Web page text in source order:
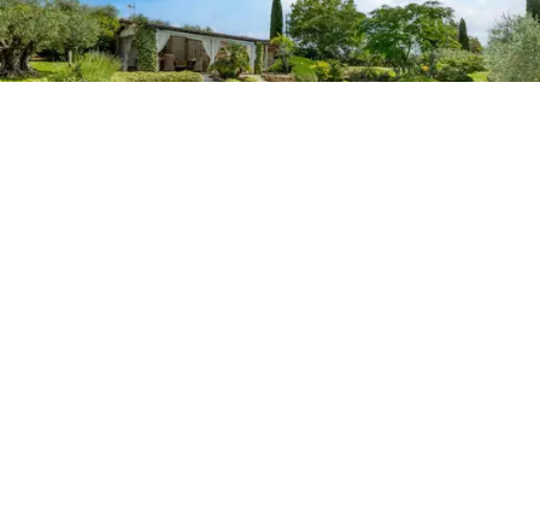
большим столом, телевизором и открытой кухней.
Кроме того, на крыше дома установлена
фотоэлектрическая система, что гарантирует